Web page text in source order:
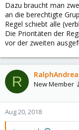
Dazu braucht man
an die berechtigte
Regel schiebt alle
Die Prioritäten der
vor der zweiten
R New Member
Aug 20, 2018